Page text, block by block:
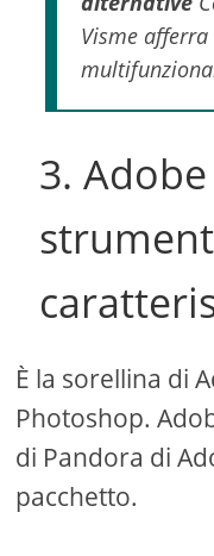
Visme
3.
È la sorellina di
Photoshop.
di Pandora di
pacchetto.